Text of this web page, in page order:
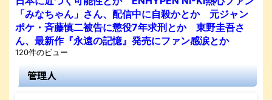
「みなちゃん」さん、配信中に自殺かとか 元ジャン
ポケ・斉藤慎二被告に懲役7年求刑とか 東野圭吾さ
ん、最新作『永遠の記憶』発売にファン感涙とか
120件のビュー
管理人